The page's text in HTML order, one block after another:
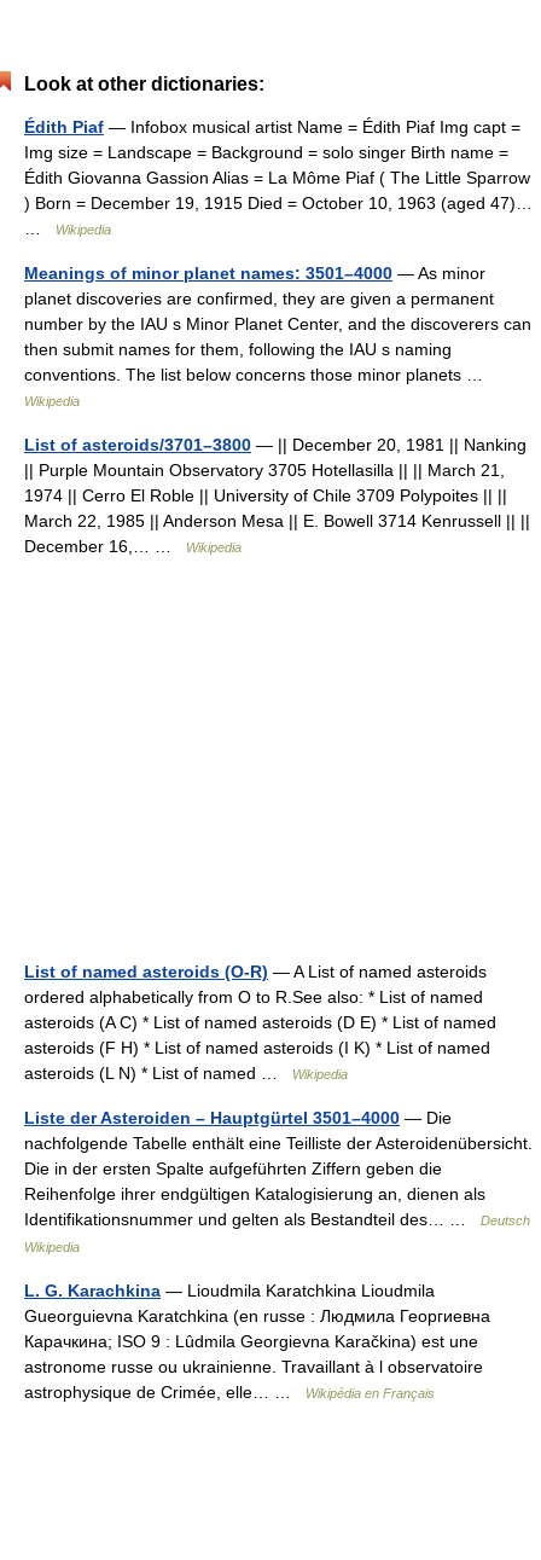
Look at other dictionaries:
Édith Piaf — Infobox musical artist Name = Édith Piaf Img capt =
Img size = Landscape = Background = solo singer Birth name =
Édith Giovanna Gassion Alias = La Môme Piaf ( The Little Sparrow
) Born = December 19, 1915 Died = October 10, 1963 (aged 47)…
Wikipedia
Meanings of minor planet names: 3501–4000 — As minor
planet discoveries are confirmed, they are given a permanent
number by the IAU s Minor Planet Center, and the discoverers can
then submit names for them, following the IAU s naming
conventions. The list below concerns those minor planets …
Wikipedia
List of asteroids/3701–3800 — || December 20, 1981 || Nanking
|| Purple Mountain Observatory 3705 Hotellasilla || || March 21,
1974 || Cerro El Roble || University of Chile 3709 Polypoites || ||
March 22, 1985 || Anderson Mesa || E. Bowell 3714 Kenrussell || ||
December 16,… …
Wikipedia
List of named asteroids (O-R) — A List of named asteroids
ordered alphabetically from O to R.See also: * List of named
asteroids (A C) * List of named asteroids (D E) * List of named
asteroids (F H) * List of named asteroids (I K) * List of named
asteroids (L N) * List of named …
Wikipedia
Liste der Asteroiden – Hauptgürtel 3501–4000 — Die
nachfolgende Tabelle enthält eine Teilliste der Asteroidenübersicht.
Die in der ersten Spalte aufgeführten Ziffern geben die
Reihenfolge ihrer endgültigen Katalogisierung an, dienen als
Identifikationsnummer und gelten als Bestandteil des… …
Deutsch
Wikipedia
L. G. Karachkina — Lioudmila Karatchkina Lioudmila
Gueorguievna Karatchkina (en russe : Людмила Георгиевна
Карачкина; ISO 9 : Lûdmila Georgievna Karačkina) est une
astronome russe ou ukrainienne. Travaillant à l observatoire
astrophysique de Crimée, elle… …
Wikipédia en Français